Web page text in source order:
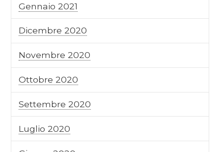
Gennaio 2021
Dicembre 2020
Novembre 2020
Ottobre 2020
Settembre 2020
Luglio 2020